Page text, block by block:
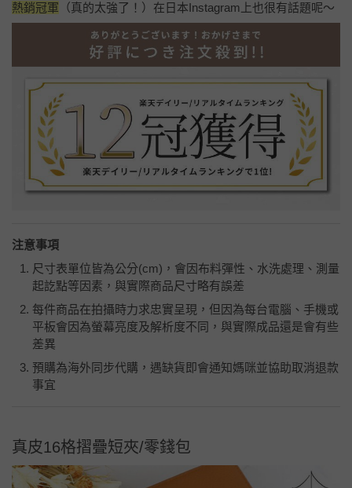
熱銷冠軍 （真的太強了！）在日本Instagram上也很有話題呢～
注意事項
尺寸表單位皆為公分(cm) ，會因布料彈性、水洗處理、測量
起訖點等因素，與實際商品尺寸略有誤差
每件商品在拍攝時力求忠實呈現，但因為每台電腦、手機或
平板會因為螢幕亮度及解析度不同，與實際成品還是會有些
差異
預購為海外同步代購，遇缺貨即會通知媽咪並協助取消退款
事宜
真皮16格摺疊短夾/零錢包